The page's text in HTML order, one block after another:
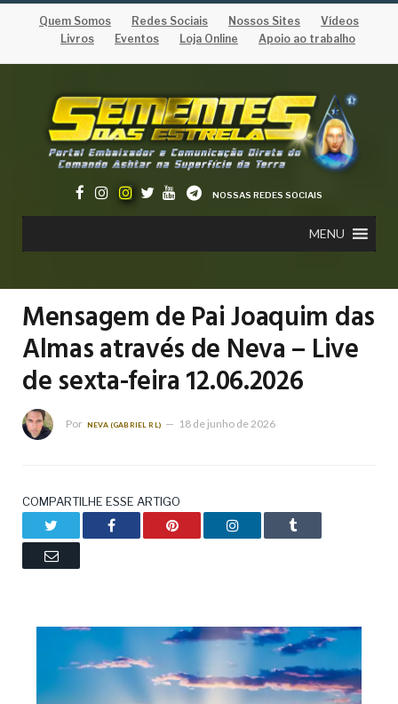
Quem Somos Redes Sociais Nossos Sites
Vídeos
Livros
Eventos Loja Online Apoio ao trabalho
NOSSAS REDES SOCIAIS
MENU
Mensagem de Pai Joaquim das
Almas através de Neva – Live
de sexta-feira 12.06.2026
Por NEVA (GABRIEL RL) 18 de junho de 2026
COMPARTILHE ESSE ARTIGO
Facebook Pinterest LinkedIn Tumblr
Email